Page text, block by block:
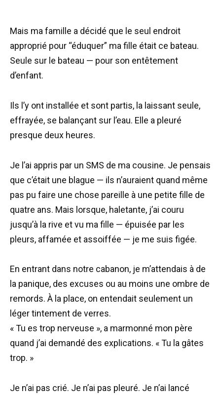
Mais ma famille a décidé que le seul endroit
approprié pour “éduquer” ma fille était ce bateau.
Seule sur le bateau — pour son entêtement
d’enfant.
Ils l’y ont installée et sont partis, la laissant seule,
effrayée, se balançant sur l’eau. Elle a pleuré
presque deux heures.
Je l’ai appris par un SMS de ma cousine. Je pensais
que c’était une blague — ils n’auraient quand même
pas pu faire une chose pareille à une petite fille de
quatre ans. Mais lorsque, haletante, j’ai couru
jusqu’à la rive et vu ma fille — épuisée par les
pleurs, affamée et assoiffée — je me suis figée.
En entrant dans notre cabanon, je m’attendais à de
la panique, des excuses ou au moins une ombre de
remords. À la place, on entendait seulement un
léger tintement de verres.
« Tu es trop nerveuse », a marmonné mon père
quand j’ai demandé des explications. « Tu la gâtes
trop. »
Je n’ai pas crié. Je n’ai pas pleuré. Je n’ai lancé